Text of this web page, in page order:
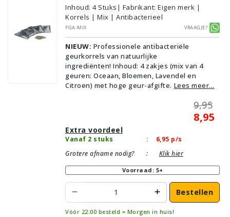
Inhoud: 4 Stuks | Fabrikant: Eigen merk |
Korrels | Mix | Antibacterieel
FGA-MIX
Vraagje?
NIEUW: Professionele antibacteriële
geurkorrels van natuurlijke
ingrediënten! Inhoud: 4 zakjes (mix van 4
geuren: Oceaan, Bloemen, Lavendel en
Citroen) met hoge geur-afgifte. Lees meer...
9,95
8,95
Extra voordeel
Vanaf 2 stuks : 6,95 p/s
Grotere afname nodig?
: Klik hier
Voorraad: 5+
Bestellen
Vóór 22:00 besteld = Morgen in huis!